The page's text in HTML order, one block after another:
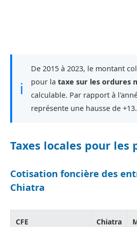
ℹ
De 2015 à 2023, le montant
pour la taxe sur les ordures
calculable. Par rapport à
représente une hausse de
Taxes locales pour les
Cotisation foncière des
Chiatra
CFE Chiatra